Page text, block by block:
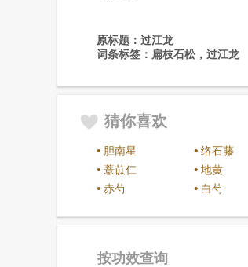
原标题： 过江龙
词条标签： 扁枝石松， 过江龙
猜你喜欢
• 胆南星 • 络石藤
• 薏苡仁 • 地黄
• 赤芍 • 白芍
按功效查询